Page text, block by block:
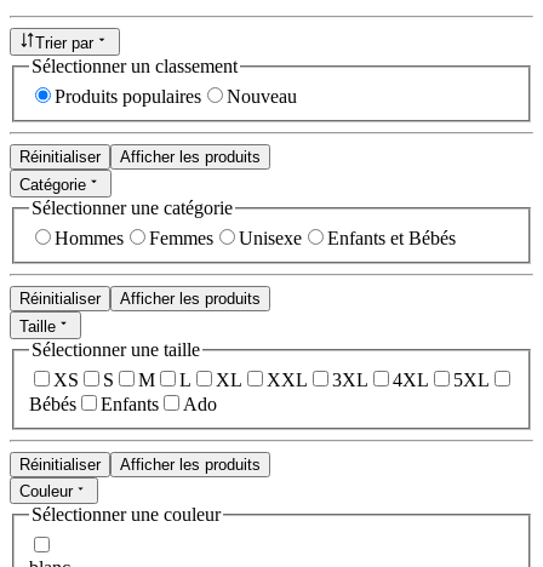
Trier par
Sélectionner un classement
Produits populaires
Nouveau
Réinitialiser
Afficher les produits
Catégorie
Sélectionner une catégorie
Hommes
Femmes Unisexe Enfants et Bébés
Réinitialiser
Afficher les produits
Taille
Sélectionner une taille
XS
S M L XL XXL 3XL 4XL
5XL
Bébés
Enfants Ado
Réinitialiser
Afficher les produits
Couleur
Sélectionner une couleur